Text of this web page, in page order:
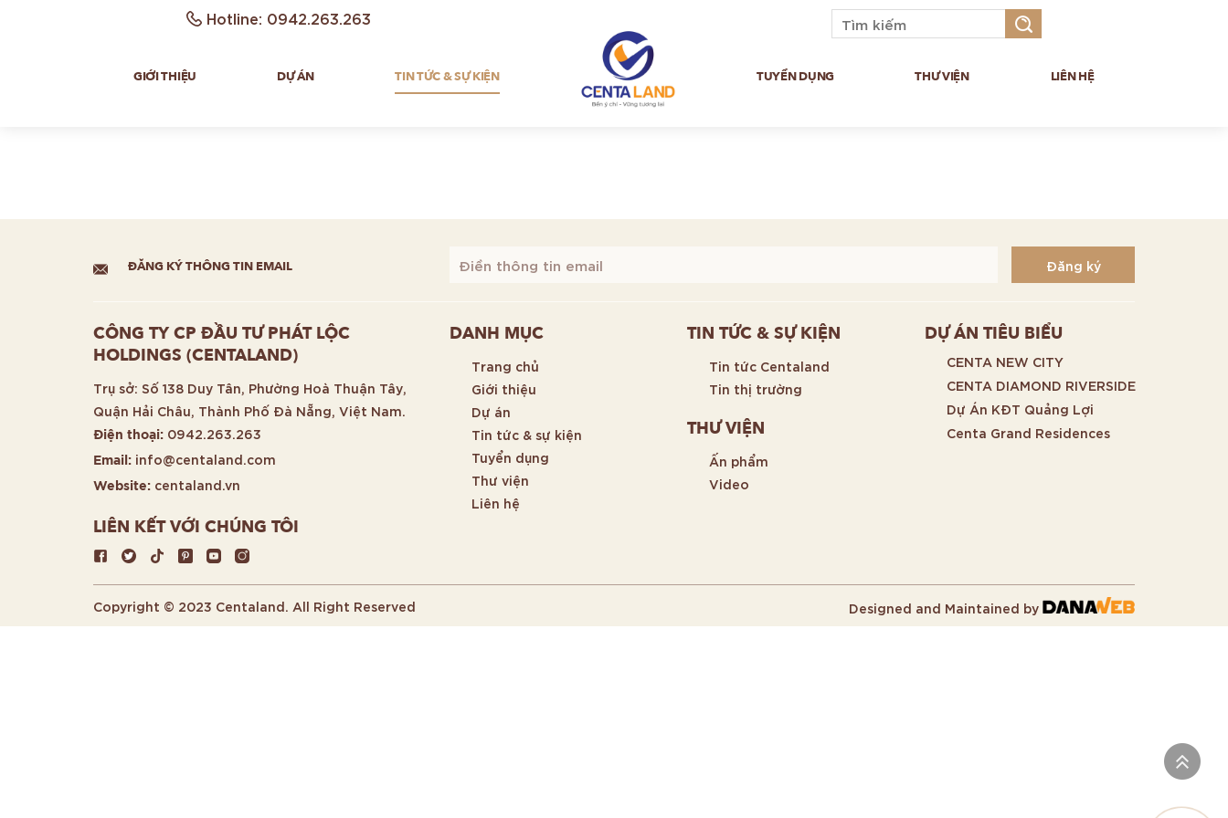
Hotline: 0942.263.263
GIỚI THIỆU DỰ ÁN TIN TỨC & SỰ KIỆN TUYỂN DỤNG THƯ VIỆN LIÊN HỆ
Liên kết không tồn tại, vui lòngbấmđể quay lại
ĐĂNG KÝ THÔNG TIN EMAIL
CÔNG TY CP ĐẦU TƯ PHÁT LỘC
HOLDINGS (CENTALAND)
Trụ sở: Số 138 Duy Tân, Phường Hoà Thuận Tây,
Quận Hải Châu, Thành Phố Đà Nẵng, Việt Nam.
Điện thoại: 0942.263.263
Email: info@centaland.com
Website: centaland.vn
LIÊN KẾT VỚI CHÚNG TÔI
DANH MỤC
Trang chủ
Giới thiệu
Dự án
Tin tức & sự kiện
Tuyển dụng
Thư viện
Liên hệ
TIN TỨC & SỰ KIỆN
Tin tức Centaland
Tin thị trường
THƯ VIỆN
Ấn phẩm
Video
DỰ ÁN TIÊU BIỂU
CENTA NEW CITY
CENTA DIAMOND RIVERSIDE
Dự Án KĐT Quảng Lợi
Centa Grand Residences
Copyright © 2023 Centaland. All Right Reserved Designed and Maintained by